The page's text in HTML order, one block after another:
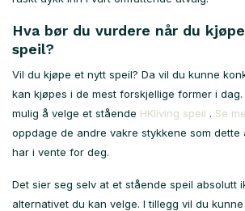
Hva bør du vurdere når du
speil?
Vil du kjøpe et nytt speil? Da vil du kunne
kan kjøpes i de mest forskjellige former i
mulig å velge et stående HKliving speil . Se
oppdage de andre vakre stykkene som dette
har i vente for deg.
Det sier seg selv at et stående speil absolutt
alternativet du kan velge. I tillegg vil du